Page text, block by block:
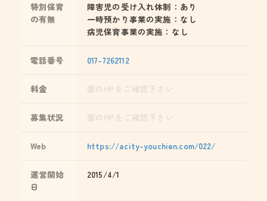
特別保育
の有無
障害児の受け入れ体制：あり
一時預かり事業の実施：なし
病児保育事業の実施：なし
電話番号 017-7262112
料金
募集状況
Web https://acity-youchien.com/022/
運営開始
日
2015/4/1